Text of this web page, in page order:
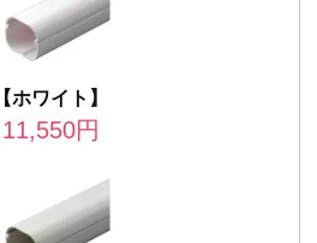
【ホワイト】
11,550円